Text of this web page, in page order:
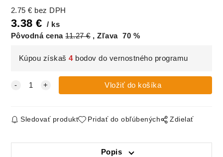
2.75 € bez DPH
3.38 €
ks
Pôvodná cena 11.27€ Zľava 70 %
Kúpou získaš4bodov do vernostného programu
Sledovať produkt Pridať do obľúbených Zdielať
Popis